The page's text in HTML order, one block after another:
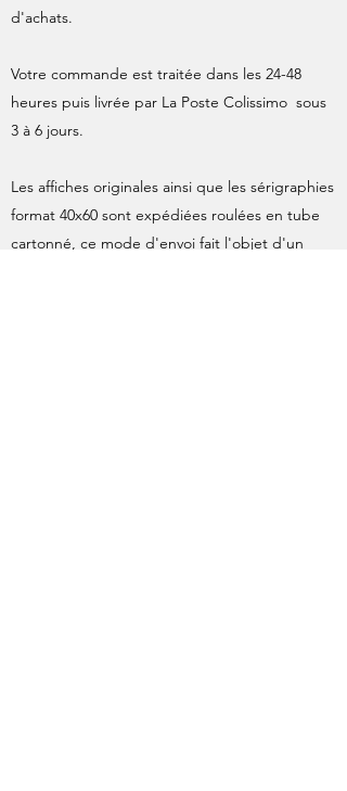
d'achats.
Votre commande est traitée dans les 24-48
heures puis livrée par La Poste Colissimo sous
3 à 6 jours.
Les affiches originales ainsi que les sérigraphies
format 40x60 sont expédiées roulées en tube
cartonné, ce mode d'envoi fait l'objet d'un